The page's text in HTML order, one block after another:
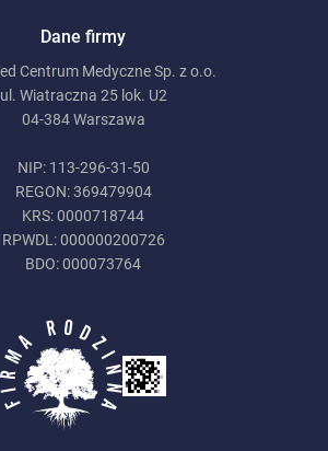
Dane firmy
Centrum Medyczne Sp. z o.o.
ul. Wiatraczna 25 lok. U2
04-384 Warszawa
NIP: 113-296-31-50
REGON: 369479904
KRS: 0000718744
RPWDL: 000000200726
BDO: 000073764